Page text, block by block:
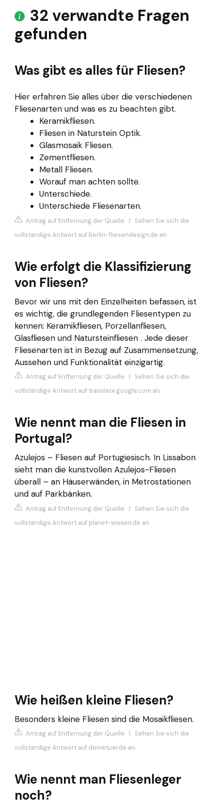
32 verwandte Fragen
gefunden
Was gibt es alles für Fliesen?
Hier erfahren Sie alles über die verschiedenen
Fliesenarten und was es zu beachten gibt.
Keramikfliesen.
Fliesen in Naturstein Optik.
Glasmosaik Fliesen.
Zementfliesen.
Metall Fliesen.
Worauf man achten sollte.
Unterschiede.
Unterschiede Fliesenarten.
Antrag auf Entfernung der Quelle | Sehen Sie sich die
vollständige Antwort auf berlin-fliesendesign.de an
Wie erfolgt die Klassifizierung
von Fliesen?
Bevor wir uns mit den Einzelheiten befassen, ist
es wichtig, die grundlegenden Fliesentypen zu
kennen: Keramikfliesen, Porzellanfliesen,
Glasfliesen und Natursteinfliesen . Jede dieser
Fliesenarten ist in Bezug auf Zusammensetzung,
Aussehen und Funktionalität einzigartig.
Antrag auf Entfernung der Quelle | Sehen Sie sich die
vollständige Antwort auf translate.google.com an
Wie nennt man die Fliesen in
Portugal?
Azulejos – Fliesen auf Portugiesisch. In Lissabon
sieht man die kunstvollen Azulejos-Fliesen
überall – an Häuserwänden, in Metrostationen
und auf Parkbänken.
Antrag auf Entfernung der Quelle | Sehen Sie sich die
vollständige Antwort auf planet-wissen.de an
Wie heißen kleine Fliesen?
Besonders kleine Fliesen sind die Mosaikfliesen.
Antrag auf Entfernung der Quelle | Sehen Sie sich die
vollständige Antwort auf deinetuer.de an
Wie nennt man Fliesenleger
noch?